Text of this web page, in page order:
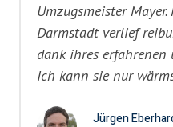
Umzugsmeister
Darmstadt verlief
dank ihres erfahrenen
Ich kann sie nur
Jürgen